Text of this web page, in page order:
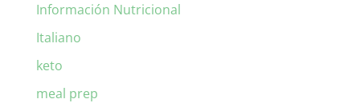
Información Nutricional
Italiano
keto
meal prep